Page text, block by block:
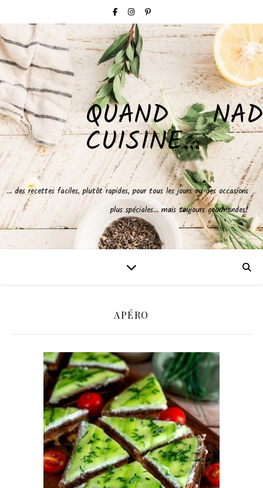
QUAND NAD
CUISINE…
… des recettes faciles, plutôt rapides, pour tous les jours ou des occasions
plus spéciales… mais toujours gourmandes!
APÉRO